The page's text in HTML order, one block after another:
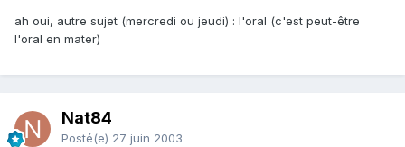
ah oui, autre sujet (mercredi ou jeudi) : l'oral (c'est peut-être
l'oral en mater)
Nat84
Posté(e) 27 juin 2003